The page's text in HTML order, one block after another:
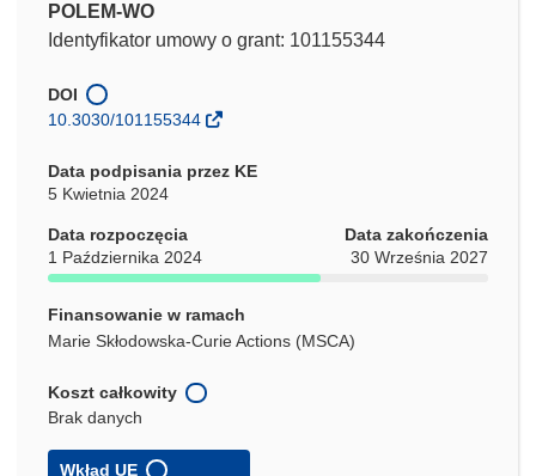
POLEM-WO
Identyfikator umowy o grant: 101155344
DOI
10.3030/101155344
Data podpisania przez KE
5 Kwietnia 2024
Data rozpoczęcia
1 Października 2024
Data zakończenia
30 Września 2027
Finansowanie w ramach
Marie Skłodowska-Curie Actions (MSCA)
Koszt całkowity
Brak danych
Wkład UE